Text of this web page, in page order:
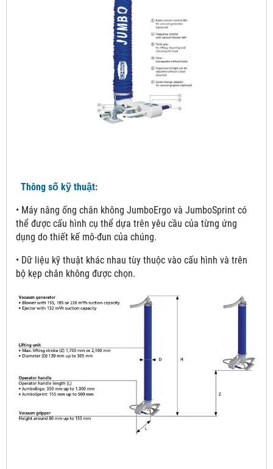
Thông số kỹ thuật:
• Máy nâng ống chân không JumboErgo và JumboSprint có
thể được cấu hình cụ thể dựa trên yêu cầu của từng ứng
dụng do thiết kế mô-đun của chúng.
• Dữ liệu kỹ thuật khác nhau tùy thuộc vào cấu hình và trên
bộ kẹp chân không được chọn.